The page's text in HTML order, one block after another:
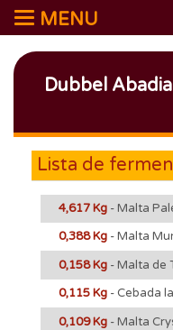
MENU
Dubbel
Lista de
4,617 Kg - Malta
0,388 Kg - Malta
0,158 Kg - Malta de
0,115 Kg - Cebada
0,109 Kg - Malta